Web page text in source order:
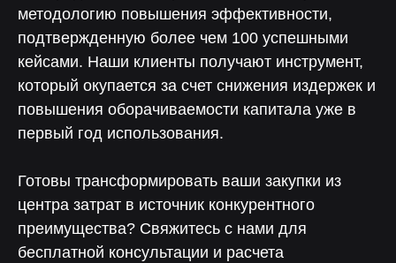
методологию повышения эффективности,
подтвержденную более чем 100 успешными
кейсами. Наши клиенты получают инструмент,
который окупается за счет снижения издержек и
повышения оборачиваемости капитала уже в
первый год использования.
Готовы трансформировать ваши закупки из
центра затрат в источник конкурентного
преимущества? Свяжитесь с нами для
бесплатной консультации и расчета
Согласие наобработку персональных
данных
Оставить заявку